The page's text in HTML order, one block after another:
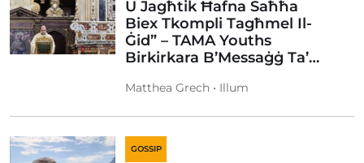
U Jagħtik Ħafna Saħħa
Biex Tkompli Tagħmel Il-
Ġid” – TAMA Youths
Birkirkara B’Messaġġ Ta’…
Matthea Grech • Illum
GOSSIP